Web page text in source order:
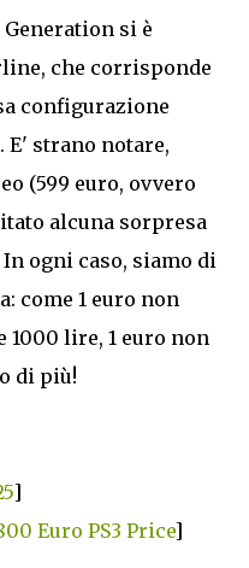
si è
che corrisponde
configurazione
E' strano notare,
(599 euro, ovvero
alcuna sorpresa
ogni caso, siamo di
come 1 euro non
lire, 1 euro non
di più!
]
Euro PS3 Price]